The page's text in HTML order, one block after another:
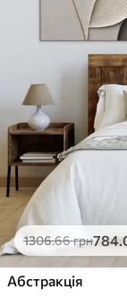
1306.66грн784
Абстракція